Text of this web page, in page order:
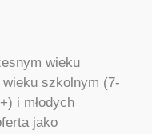
wieku
szkolnym (7-
i młodych
jako